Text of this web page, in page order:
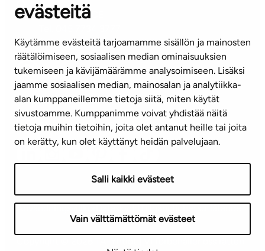
evästeitä
Käytämme evästeitä tarjoamamme sisällön ja mainosten
räätälöimiseen, sosiaalisen median ominaisuuksien
tukemiseen ja kävijämäärämme analysoimiseen. Lisäksi
jaamme sosiaalisen median, mainosalan ja analytiikka-
alan kumppaneillemme tietoja siitä, miten käytät
sivustoamme. Kumppanimme voivat yhdistää näitä
tietoja muihin tietoihin, joita olet antanut heille tai joita
on kerätty, kun olet käyttänyt heidän palvelujaan.
Salli kaikki evästeet
Vain välttämättömät evästeet
KUNDSERVICE
(vardagar kl. 8–16)
info@ta.fi
Nyhetsbrev (på finska)